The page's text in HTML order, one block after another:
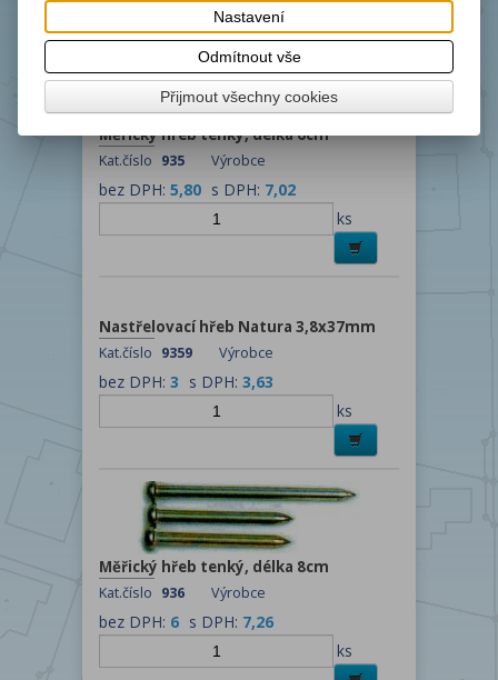
Měřický hřeb tenký, délka 6cm
Kat.číslo 935 Výrobce
bez DPH: 5,80 s DPH: 7,02
ks
Nastřelovací hřeb Natura 3,8x37mm
Kat.číslo 9359 Výrobce
bez DPH: 3 s DPH: 3,63
ks
Měřický hřeb tenký, délka 8cm
Kat.číslo 936 Výrobce
bez DPH: 6 s DPH: 7,26
ks
Nastavení
Odmítnout vše
Přijmout všechny cookies